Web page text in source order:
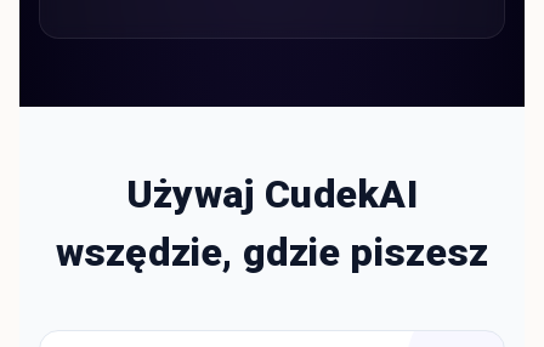
Używaj CudekAI
wszędzie, gdzie piszesz